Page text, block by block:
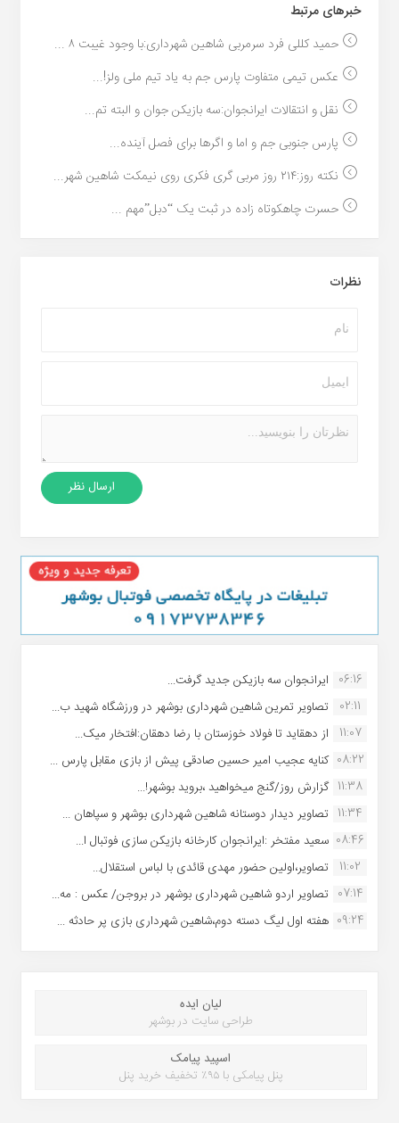
خبر‌های مرتبط
حمید کللی فرد سرمربی شاهین شهرداری:با وجود غیبت ۸ ...
عکس تیمی متفاوت پارس جم به یاد تیم ملی ولز!...
نقل و انتقالات ایرانجوان:سه بازیکن جوان و البته تم...
پارس جنوبی جم و اما و اگرها برای فصل آینده...
نکته روز:۲۱۴ روز مربی گری فکری روی نیمکت شاهین شهر...
حسرت چاهکوتاه زاده در ثبت یک “دبل”مهم ...
نظرات
06:16 ایرانجوان سه بازیکن جدید گرفت...
02:11
تصاویر تمرین شاهین شهردارى بوشهر در ورزشگاه شهید ب...
11:07
از دهقاید تا فولاد خوزستان با رضا دهقان:افتخار میک...
08:22 کنایه عجیب امیر حسین صادقی پیش از بازی مقابل پارس ...
11:38 گزارش روز/گنج میخواهید ،بروید بوشهر!...
11:34 تصاویر دیدار دوستانه شاهین شهردارى بوشهر و سپاهان ...
08:46 سعید مفتخر :ایرانجوان کارخانه بازیکن سازی فوتبال ا...
11:02
تصاویر،اولین حضور مهدی قائدی با لباس استقلال...
07:14 تصاویر اردو شاهین شهرداری بوشهر در بروجن/ عکس : مه...
09:24 هفته اول لیگ دسته دوم،شاهین شهرداری بازی پر حادثه ...
لیان ایده
طراحی سایت در بوشهر
اسپید پیامک
پنل پیامکی با ۹۵٪ تخفیف خرید پنل